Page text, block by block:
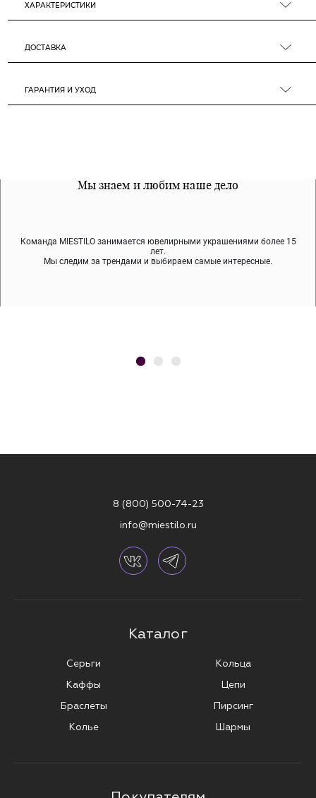
ХАРАКТЕРИСТИКИ
ДОСТАВКА
ГАРАНТИЯ И УХОД
Мы знаем и любим наше дело
Команда MIESTILO занимается ювелирными украшениями более 15
лет.
Мы следим за трендами и выбираем самые интересные.
Все наши материалы гипоалергенны
Мы используем покрытие (родий, ювелирный сплав), которое не
содержит никеля и свинца — это исключает аллергию.
Примерка перед покупкой
Во время доставки спокойно примеряйте украшения, выбирайте те,
что вам нравятся, остальные заберёт курьер.
8 (800) 500-74-23
info@miestilo.ru
Каталог
Серьги
Каффы
Браслеты
Колье
Кольца
Цепи
Пирсинг
Шармы